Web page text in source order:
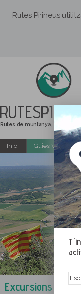
Rutes Pirineus
RUTES
Rutes de muntanya,
Inici Guies Web i
Excursions a